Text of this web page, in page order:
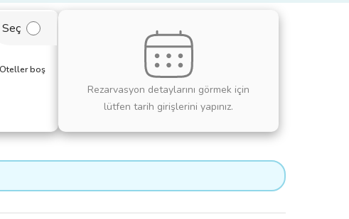
Seç
Oteller boş
Rezarvasyon detaylarını görmek için
lütfen tarih girişlerini yapınız.